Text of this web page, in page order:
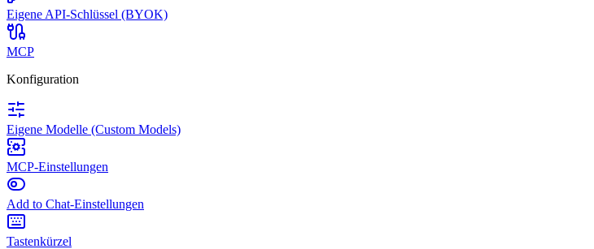
Eigene API-Schlüssel (BYOK)
MCP
Konfiguration
Eigene Modelle (Custom Models)
MCP-Einstellungen
Add to Chat-Einstellungen
Tastenkürzel